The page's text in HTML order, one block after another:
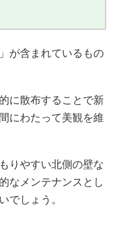
が含まれているもの
に散布することで新
にわたって美観を維
りやすい北側の壁な
なメンテナンスとし
でしょう。